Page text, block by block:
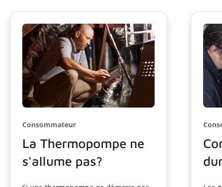
Consommateur
La Thermopompe ne
s'allume pas?